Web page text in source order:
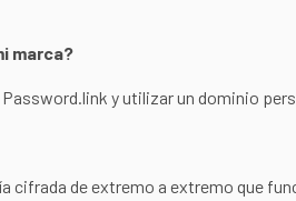
marca?
y utilizar un dominio
cifrada de extremo a extremo que